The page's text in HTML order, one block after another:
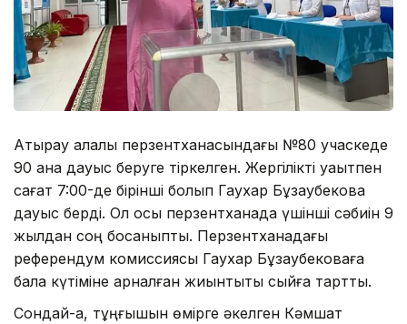
Атырау қалалық перзентханасындағы №80 учаскеде
90 ана дауыс беруге тіркелген. Жергілікті уақытпен
сағат 7:00-де бірінші болып Гаухар Бұзаубекова
дауыс берді. Ол осы перзентханада үшінші сәбиін 9
жылдан соң босаныпты. Перзентханадағы
референдум комиссиясы Гаухар Бұзаубековаға
бала күтіміне арналған жиынтықты сыйға тартты.
Сондай-ақ, тұңғышын өмірге әкелген Кәмшат